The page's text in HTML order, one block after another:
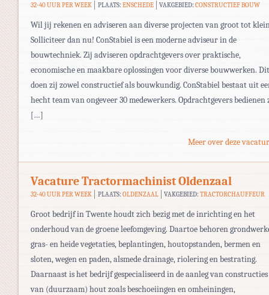
32-40 UUR PER WEEK PLAATS: ENSCHEDE VAKGEBIED:CONSTRUCTIEF BOUW
Wil jij rekenen en adviseren aan diverse projecten van groot tot
Solliciteer dan nu! ConStabiel is een moderne adviseur in de
bouwtechniek. Zij adviseren opdrachtgevers over praktische,
economische en maakbare oplossingen voor diverse bouwwerken. Dit
doen zij zowel constructief als bouwkundig. ConStabiel bestaat uit
hecht team van ongeveer 30 medewerkers. Opdrachtgevers bedienen
[…]
Meer over deze
Vacature Tractormachinist Oldenzaal
32-40 UUR PER WEEK PLAATS: OLDENZAAL VAKGEBIED:TRACTORCHAUFFEUR
Groot bedrijf in Twente houdt zich bezig met de inrichting en het
onderhoud van de groene leefomgeving. Daartoe behoren
gras- en heide vegetaties, beplantingen, houtopstanden, bermen en
sloten, wegen en paden, alsmede drainage, riolering en bestrating.
Daarnaast is het bedrijf gespecialiseerd in de aanleg van constructies
van (duurzaam) hout zoals beschoeiingen en omheiningen,